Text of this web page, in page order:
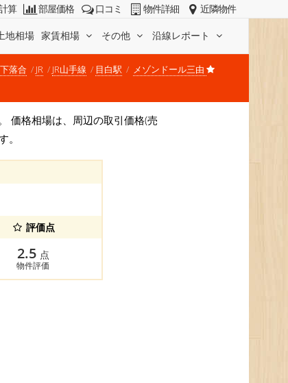
地相場 家賃相場 その他 沿線レポート
算 部屋価格 口コミ 物件詳細 近隣物件
下落合 JR JR山手線 目白駅 メゾンドール三由
価格相場は、周辺の取引価格(売
評価点
2.5 点
物件評価